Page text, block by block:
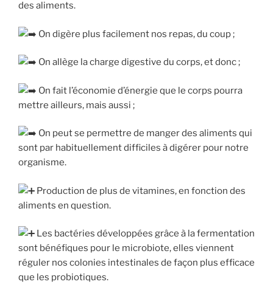
des aliments.
On digère plus facilement nos repas, du coup ;
On allège la charge digestive du corps, et donc ;
On fait l’économie d’énergie que le corps pourra
mettre ailleurs, mais aussi ;
On peut se permettre de manger des aliments qui
sont par habituellement difficiles à digérer pour notre
organisme.
Production de plus de vitamines, en fonction des
aliments en question.
Les bactéries développées grâce à la fermentation
sont bénéfiques pour le microbiote, elles viennent
réguler nos colonies intestinales de façon plus efficace
que les probiotiques.